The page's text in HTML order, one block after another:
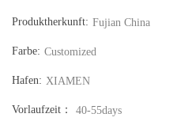
Produktherkunft: Fujian China
Farbe: Customized
Hafen: XIAMEN
Vorlaufzeit： 40-55days